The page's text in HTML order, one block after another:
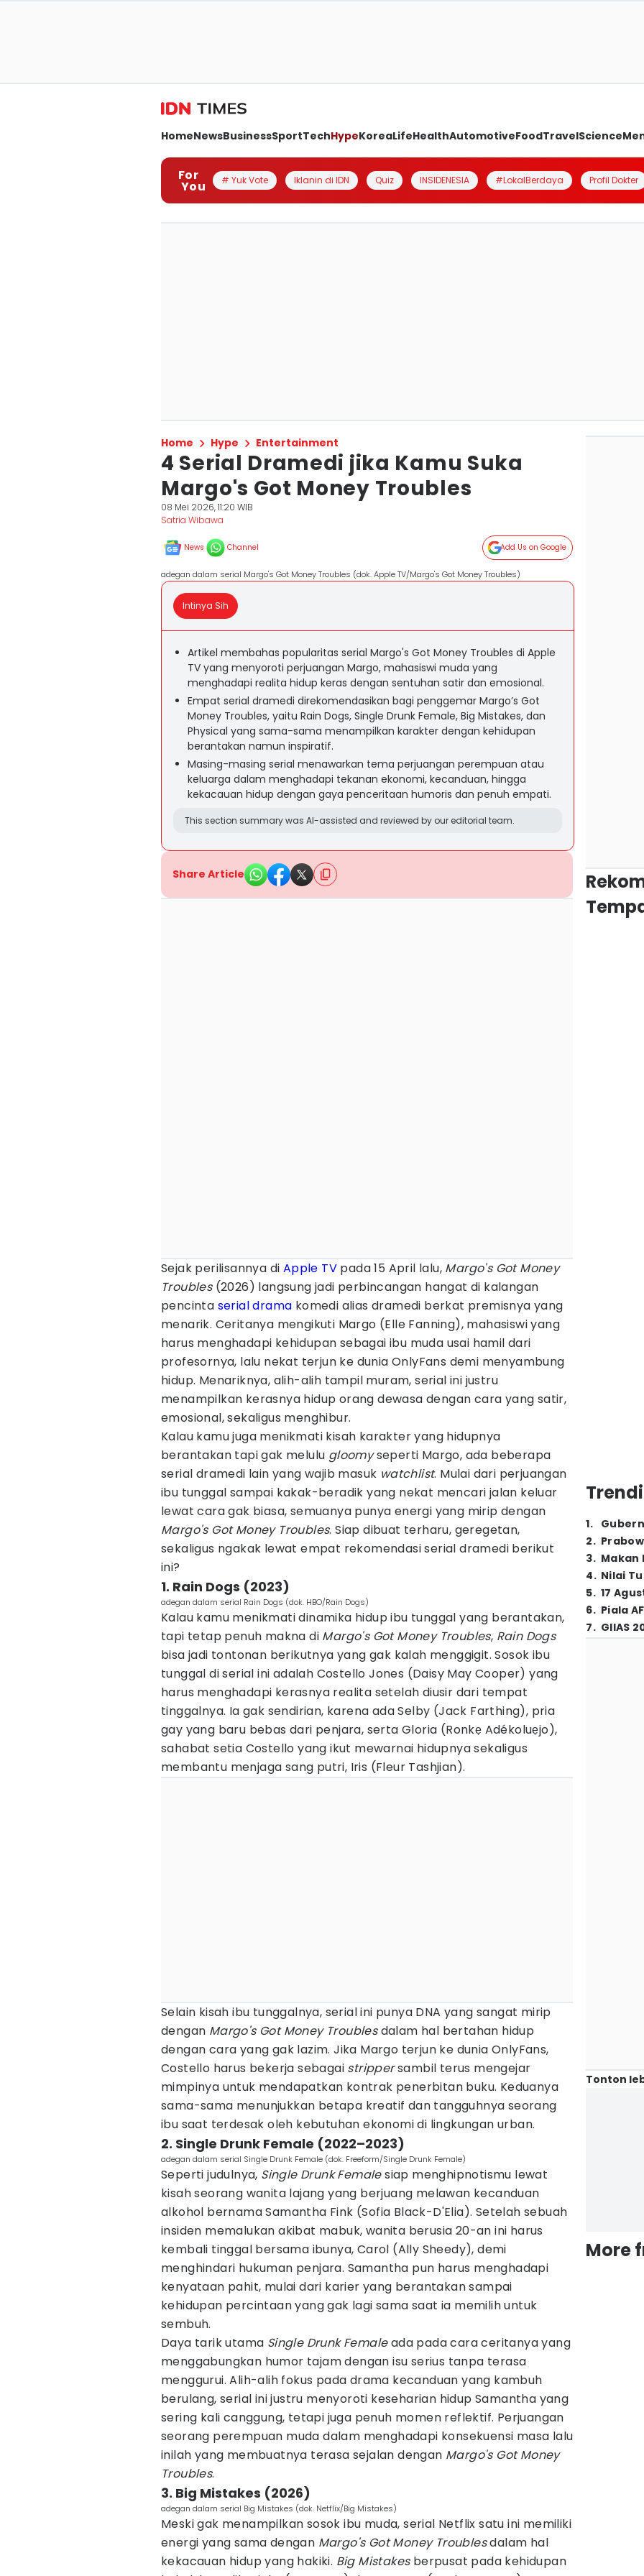
HomeNewsBusinessSportTechHypeKoreaLifeHealthAutomotiveFoodTravelScience
For
You # Yuk Vote Iklanin di IDN Quiz INSIDENESIA #LokalBerdaya Profil Dokter
Home Hype Entertainment
4 Serial Dramedi jika Kamu Suka
Margo's Got Money Troubles
08 Mei 2026, 11:20 WIB
Satria Wibawa
News Channel Add Us on Google
adegan dalam serial Margo's Got Money Troubles (dok. Apple TV/Margo's Got Money Troubles)
Intinya Sih
Artikel membahas popularitas serial Margo's Got Money Troubles di Apple
TV yang menyoroti perjuangan Margo, mahasiswi muda yang
menghadapi realita hidup keras dengan sentuhan satir dan emosional.
Empat serial dramedi direkomendasikan bagi penggemar Margo’s Got
Money Troubles, yaitu Rain Dogs, Single Drunk Female, Big Mistakes, dan
Physical yang sama-sama menampilkan karakter dengan kehidupan
berantakan namun inspiratif.
Masing-masing serial menawarkan tema perjuangan perempuan atau
keluarga dalam menghadapi tekanan ekonomi, kecanduan, hingga
kekacauan hidup dengan gaya penceritaan humoris dan penuh empati.
This section summary was AI-assisted and reviewed by our editorial team.
Share Article
Sejak perilisannya di Apple TV pada 15 April lalu, Margo's Got Money
Troubles(2026) langsung jadi perbincangan hangat di kalangan
pencinta serial drama komedi alias dramedi berkat premisnya yang
menarik. Ceritanya mengikuti Margo (Elle Fanning), mahasiswi yang
harus menghadapi kehidupan sebagai ibu muda usai hamil dari
profesornya, lalu nekat terjun ke dunia OnlyFans demi menyambung
hidup. Menariknya, alih-alih tampil muram, serial ini justru
menampilkan kerasnya hidup orang dewasa dengan cara yang satir,
emosional, sekaligus menghibur.
Kalau kamu juga menikmati kisah karakter yang hidupnya
berantakan tapi gak melulu gloomyseperti Margo, ada beberapa
serial dramedi lain yang wajib masuk watchlist. Mulai dari perjuangan
ibu tunggal sampai kakak-beradik yang nekat mencari jalan keluar
lewat cara gak biasa, semuanya punya energi yang mirip dengan
Margo's Got Money Troubles. Siap dibuat terharu, geregetan,
sekaligus ngakak lewat empat rekomendasi serial dramedi berikut
ini?
1. Rain Dogs (2023)
adegan dalam serial Rain Dogs (dok. HBO/Rain Dogs)
Kalau kamu menikmati dinamika hidup ibu tunggal yang berantakan,
tapi tetap penuh makna di Margo's Got Money Troubles, Rain Dogs
bisa jadi tontonan berikutnya yang gak kalah menggigit. Sosok ibu
tunggal di serial ini adalah Costello Jones (Daisy May Cooper) yang
harus menghadapi kerasnya realita setelah diusir dari tempat
tinggalnya. Ia gak sendirian, karena ada Selby (Jack Farthing), pria
gay yang baru bebas dari penjara, serta Gloria (Ronkẹ Adékoluẹjo),
sahabat setia Costello yang ikut mewarnai hidupnya sekaligus
membantu menjaga sang putri, Iris (Fleur Tashjian).
Selain kisah ibu tunggalnya, serial ini punya DNA yang sangat mirip
dengan Margo's Got Money Troublesdalam hal bertahan hidup
dengan cara yang gak lazim. Jika Margo terjun ke dunia OnlyFans,
Costello harus bekerja sebagai strippersambil terus mengejar
mimpinya untuk mendapatkan kontrak penerbitan buku. Keduanya
sama-sama menunjukkan betapa kreatif dan tangguhnya seorang
ibu saat terdesak oleh kebutuhan ekonomi di lingkungan urban.
2. Single Drunk Female (2022–2023)
adegan dalam serial Single Drunk Female (dok. Freeform/Single Drunk Female)
Seperti judulnya, Single Drunk Femalesiap menghipnotismu lewat
kisah seorang wanita lajang yang berjuang melawan kecanduan
alkohol bernama Samantha Fink (Sofia Black-D'Elia). Setelah sebuah
insiden memalukan akibat mabuk, wanita berusia 20-an ini harus
kembali tinggal bersama ibunya, Carol (Ally Sheedy), demi
menghindari hukuman penjara. Samantha pun harus menghadapi
kenyataan pahit, mulai dari karier yang berantakan sampai
kehidupan percintaan yang gak lagi sama saat ia memilih untuk
sembuh.
Daya tarik utama Single Drunk Femaleada pada cara ceritanya yang
menggabungkan humor tajam dengan isu serius tanpa terasa
menggurui. Alih-alih fokus pada drama kecanduan yang kambuh
berulang, serial ini justru menyoroti keseharian hidup Samantha yang
sering kali canggung, tetapi juga penuh momen reflektif. Perjuangan
seorang perempuan muda dalam menghadapi konsekuensi masa lalu
inilah yang membuatnya terasa sejalan dengan Margo's Got Money
Troubles.
3. Big Mistakes (2026)
adegan dalam serial Big Mistakes (dok. Netflix/Big Mistakes)
Meski gak menampilkan sosok ibu muda, serial Netflix satu ini memiliki
energi yang sama dengan Margo's Got Money Troublesdalam hal
kekacauan hidup yang hakiki. Big Mistakesberpusat pada kehidupan
1.
2.
3. Makan
4. Nilai
5. 17
6. Piala
7. GIIAS
Tonton
More